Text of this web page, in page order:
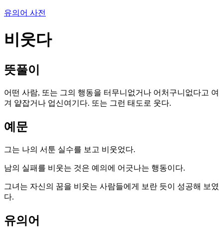
유의어 사전
비웃다
뜻풀이
어떤 사람, 또는 그의 행동을 터무니없거나 어처구니없다고 여
겨 얕잡거나 업신여기다. 또는 그런 태도로 웃다.
예문
그는 나의 서툰 실수를 보고 비웃었다.
남의 실패를 비웃는 것은 예의에 어긋나는 행동이다.
그녀는 자신의 꿈을 비웃는 사람들에게 보란 듯이 성공해 보였
다.
유의어